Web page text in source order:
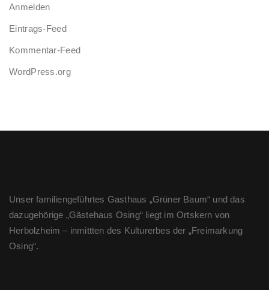
Anmelden
Eintrags-Feed
Kommentar-Feed
WordPress.org
Unser familiengeführtes Gasthaus „Grüner Baum“ und das
dazugehörige „Gästehaus Osing“ liegt im Ortskern von
Herbolzheim – inmittten des Kulturerbes der „Freimarkung
Osing“.